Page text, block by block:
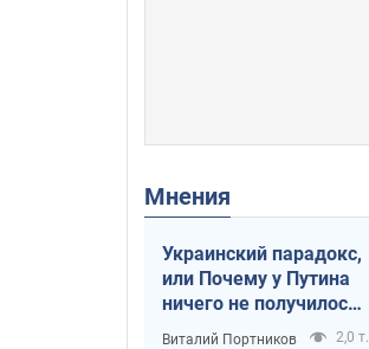
Мнения
Украинский парадокс,
или Почему у Путина
ничего не получилось
с Украиной
Виталий Портников 2,0 т.